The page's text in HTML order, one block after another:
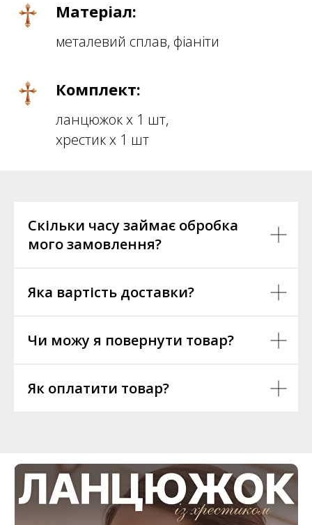
Матеріал:
металевий сплав, фіаніти
Комплект:
ланцюжок х 1 шт,
хрестик х 1 шт
Скільки часу займає обробка
мого замовлення?
Яка вартість доставки?
Чи можу я повернути товар?
Як оплатити товар?